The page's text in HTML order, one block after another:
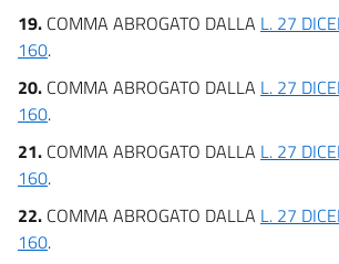
19. COMMA ABROGATO DALLA L. 27
160.
20. COMMA ABROGATO DALLA L. 27
160.
21. COMMA ABROGATO DALLA L. 27
160.
22. COMMA ABROGATO DALLA L. 27
160.